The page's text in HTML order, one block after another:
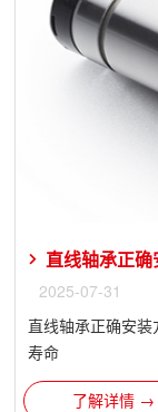
直线轴承正
2025-07-31
直线轴承​正确安
寿命
了解详情 →